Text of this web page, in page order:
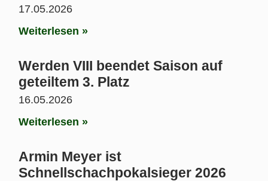
17.05.2026
Weiterlesen »
Werden VIII beendet Saison auf
geteiltem 3. Platz
16.05.2026
Weiterlesen »
Armin Meyer ist
Schnellschachpokalsieger 2026